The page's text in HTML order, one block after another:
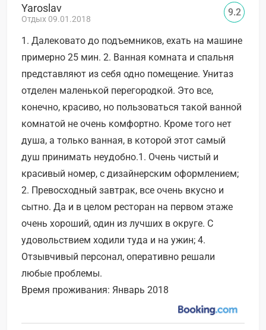
Yaroslav
Отдых 09.01.2018
1. Далековато до подъемников, ехать на машине
примерно 25 мин. 2. Ванная комната и спальня
представляют из себя одно помещение. Унитаз
отделен маленькой перегородкой. Это все,
конечно, красиво, но пользоваться такой ванной
комнатой не очень комфортно. Кроме того нет
душа, а только ванная, в которой этот самый
душ принимать неудобно.1. Очень чистый и
красивый номер, с дизайнерским оформлением;
2. Превосходный завтрак, все очень вкусно и
сытно. Да и в целом ресторан на первом этаже
очень хороший, один из лучших в округе. С
удовольствием ходили туда и на ужин; 4.
Отзывчивый персонал, оперативно решали
любые проблемы.
Время проживания: Январь 2018
9.2